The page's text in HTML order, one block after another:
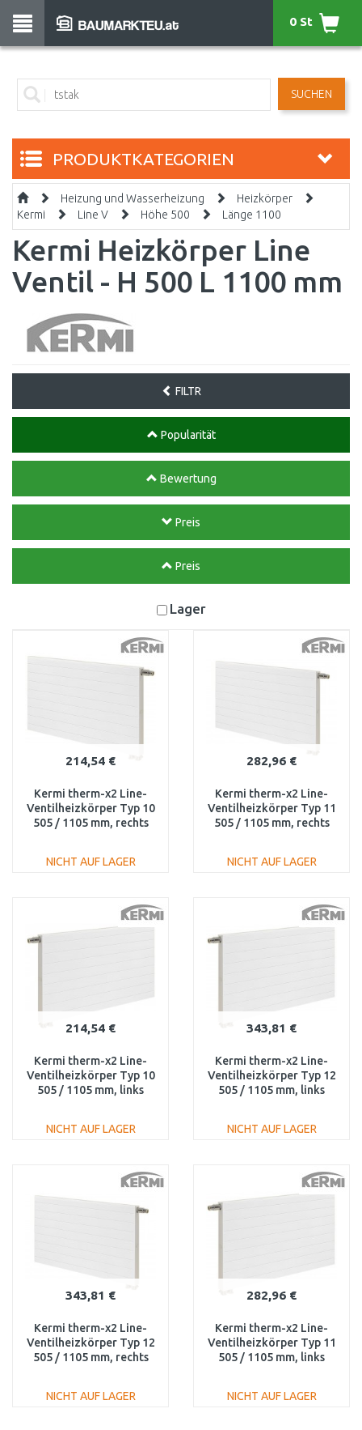
SUCHEN
0 St
PRODUKTKATEGORIEN
Heizung und Wasserheizung
Heizkörper
Kermi
Line V Höhe 500 Länge 1100
Kermi Heizkörper Line
Ventil - H 500 L 1100 mm
FILTR
Popularität
Bewertung
Preis
Preis
Lager
214,54 €
Kermi therm-x2 Line-
Ventilheizkörper Typ 10
505 / 1105 mm, rechts
NICHT AUF LAGER
Vergleichen
282,96 €
Kermi therm-x2 Line-
Ventilheizkörper Typ 11
505 / 1105 mm, rechts
NICHT AUF LAGER
Vergleichen
214,54 €
Kermi therm-x2 Line-
Ventilheizkörper Typ 10
505 / 1105 mm, links
NICHT AUF LAGER
343,81 €
Kermi therm-x2 Line-
Ventilheizkörper Typ 12
505 / 1105 mm, links
NICHT AUF LAGER
Vergleichen
343,81 €
Kermi therm-x2 Line-
Ventilheizkörper Typ 12
505 / 1105 mm, rechts
NICHT AUF LAGER
282,96 €
Kermi therm-x2 Line-
Ventilheizkörper Typ 11
505 / 1105 mm, links
NICHT AUF LAGER